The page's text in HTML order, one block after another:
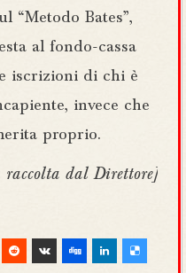
“Metodo Bates”,
al fondo-cassa
iscrizioni di chi è
invece che
proprio.
raccolta dal Direttore]